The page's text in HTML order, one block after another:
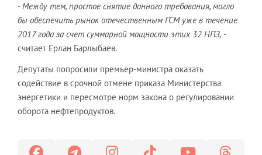
- Между тем, простое снятие данного требования, могло
бы обеспечить рынок отечественным ГСМ уже в течение
2017 года за счет суммарной мощности этих 32 НПЗ, -
считает Ерлан Барлыбаев.
Депутаты попросили премьер-министра оказать
содействие в срочной отмене приказа Министерства
энергетики и пересмотре норм закона о регулировании
оборота нефтепродуктов.